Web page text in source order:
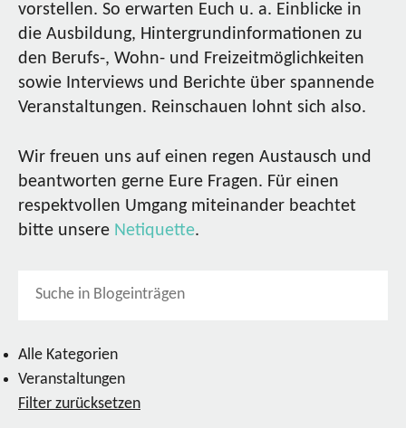
vorstellen. So erwarten Euch u. a. Einblicke in
die Ausbildung, Hintergrundinformationen zu
den Berufs-, Wohn- und Freizeitmöglichkeiten
sowie Interviews und Berichte über spannende
Veranstaltungen. Reinschauen lohnt sich also.
Wir freuen uns auf einen regen Austausch und
beantworten gerne Eure Fragen. Für einen
respektvollen Umgang miteinander beachtet
bitte unsere Netiquette.
Alle Kategorien
Veranstaltungen
Filter zurücksetzen